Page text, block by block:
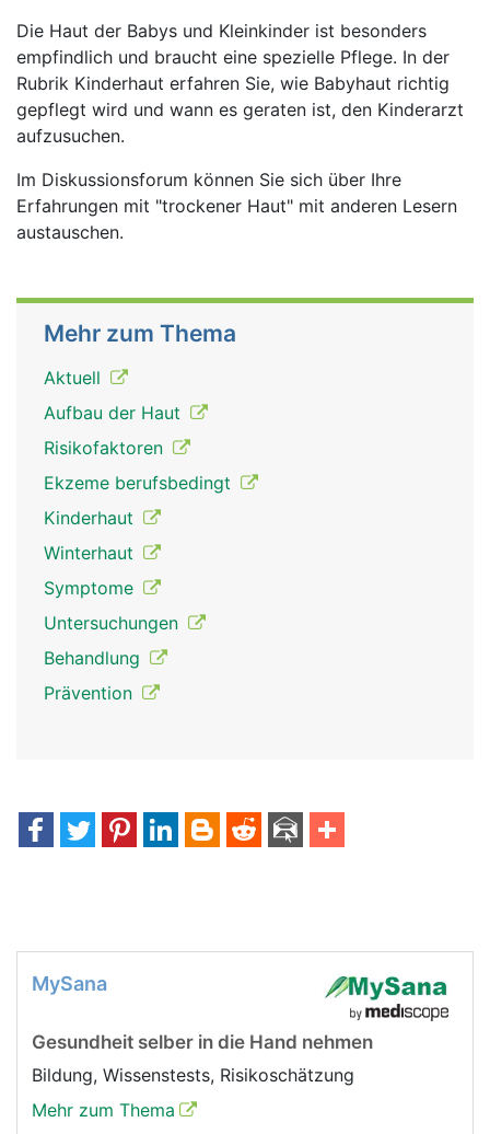
Die Haut der Babys und Kleinkinder ist besonders
empfindlich und braucht eine spezielle Pflege. In der
Rubrik Kinderhaut erfahren Sie, wie Babyhaut richtig
gepflegt wird und wann es geraten ist, den Kinderarzt
aufzusuchen.
Im Diskussionsforum können Sie sich über Ihre
Erfahrungen mit "trockener Haut" mit anderen Lesern
austauschen.
Mehr zum Thema
Aktuell
Aufbau der Haut
Risikofaktoren
Ekzeme berufsbedingt
Kinderhaut
Winterhaut
Symptome
Untersuchungen
Behandlung
Prävention
MySana
Gesundheit selber in die Hand nehmen
Bildung, Wissenstests, Risikoschätzung
Mehr zum Thema